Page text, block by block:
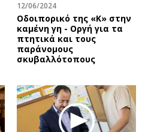
12/06/2024
Οδοιπορικό της «Κ» στην
καμένη γη - Οργή για τα
πτητικά και τους
παράνομους
σκυβαλλότοπους